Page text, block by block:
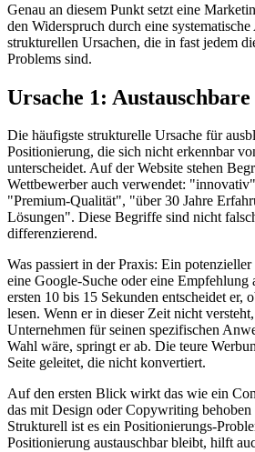
Genau an diesem Punkt setzt eine
den Widerspruch durch eine
strukturellen Ursachen, die in fast jedem
Problems sind.
Ursache 1:
Die häufigste strukturelle Ursache für
Positionierung, die sich nicht erkennbar
unterscheidet. Auf der Website stehen
Wettbewerber auch verwendet:
"Premium-Qualität", "über 30 Jahre
Lösungen". Diese Begriffe sind nicht
differenzierend.
Was passiert in der Praxis: Ein
eine Google-Suche oder eine Empfehlung
ersten 10 bis 15 Sekunden entscheidet er,
lesen. Wenn er in dieser Zeit nicht
Unternehmen für seinen spezifischen
Wahl wäre, springt er ab. Die teure
Seite geleitet, die nicht konvertiert.
Auf den ersten Blick wirkt das wie ein
das mit Design oder Copywriting behoben
Strukturell ist es ein Positionierungs-
Positionierung austauschbar bleibt, hilft